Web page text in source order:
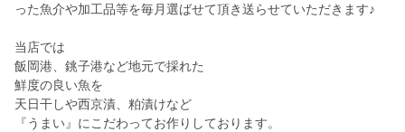
った魚介や加工品等を毎月選ばせて頂き送らせていただきます♪
当店では
飯岡港、銚子港など地元で採れた
鮮度の良い魚を
天日干しや西京漬、粕漬けなど
『うまい』にこだわってお作りしております。